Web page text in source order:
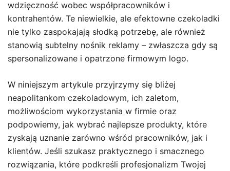
wdzięczność wobec współpracowników i
kontrahentów. Te niewielkie, ale efektowne czekoladki
nie tylko zaspokajają słodką potrzebę, ale również
stanowią subtelny nośnik reklamy – zwłaszcza gdy są
spersonalizowane i opatrzone firmowym logo.
W niniejszym artykule przyjrzymy się bliżej
neapolitankom czekoladowym, ich zaletom,
możliwościom wykorzystania w firmie oraz
podpowiemy, jak wybrać najlepsze produkty, które
zyskają uznanie zarówno wśród pracowników, jak i
klientów. Jeśli szukasz praktycznego i smacznego
rozwiązania, które podkreśli profesjonalizm Twojej